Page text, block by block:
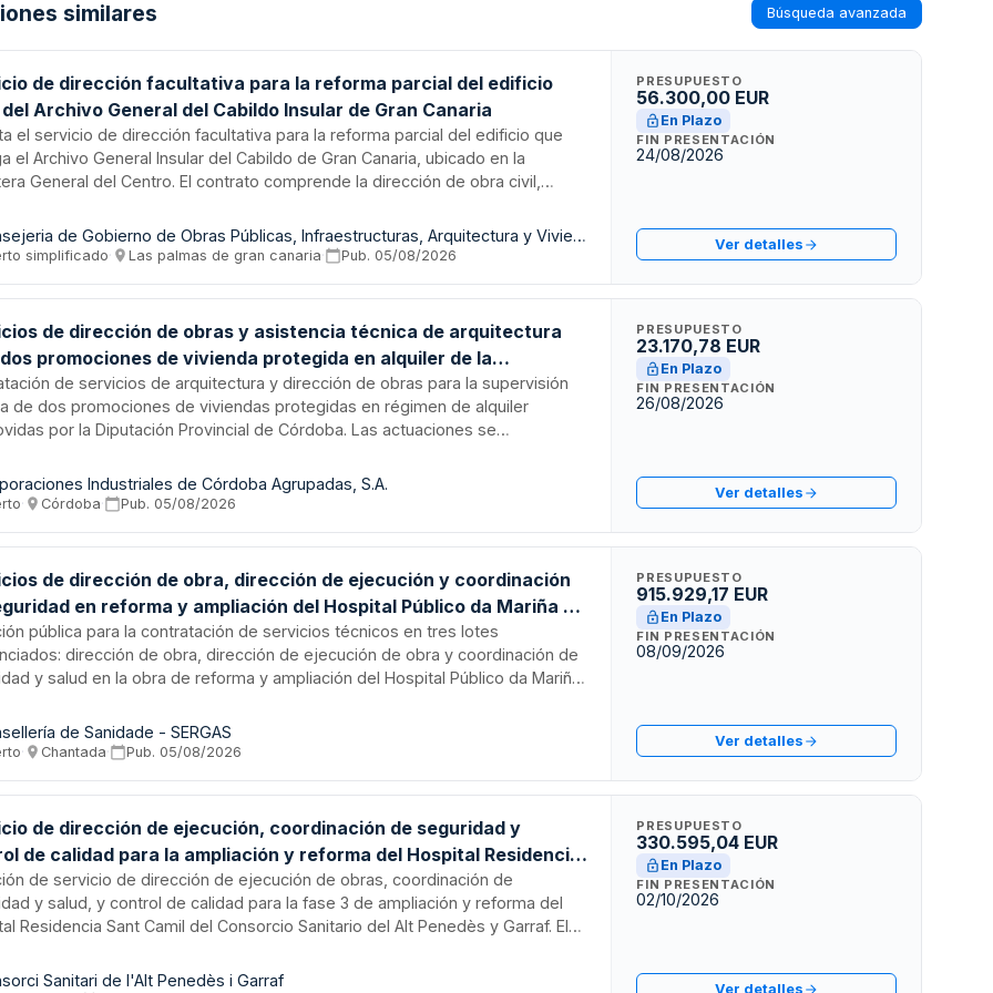
similares Búsqueda avanzada
de dirección facultativa para la reforma parcial del edificio
Archivo General del Cabildo Insular de Gran Canaria
el servicio de dirección facultativa para la reforma parcial del edificio que
el Archivo General Insular del Cabildo de Gran Canaria, ubicado en la
General del Centro. El contrato comprende la dirección de obra civil,
y salud. El adjudicatario deberá prestar servicios de supervisión,
y seguimiento técnico durante la ejecución de los trabajos de reforma,
Consejeria de Gobierno de Obras Públicas, Infraestructuras, Arquitectura y Vivienda del Cabildo de Gran Canaria
simplificado· Las palmas de gran canaria· Pub. 05/08/2026
PRESUPUESTO
56.300,00 EUR
En Plazo
FIN PRESENTACIÓN
24/08/2026
Ver detalles
de dirección de obras y asistencia técnica de arquitectura
promociones de vivienda protegida en alquiler de la
Provincial de Córdoba
de servicios de arquitectura y dirección de obras para la supervisión
de dos promociones de viviendas protegidas en régimen de alquiler
por la Diputación Provincial de Córdoba. Las actuaciones se
con cinco viviendas. El contrato incluye la asistencia técnica integral para la
de ambas promociones dentro del marco del Programa de vivienda
Industriales de Córdoba Agrupadas, S.A.
· Córdoba· Pub. 05/08/2026
PRESUPUESTO
23.170,78 EUR
En Plazo
FIN PRESENTACIÓN
26/08/2026
Ver detalles
de dirección de obra, dirección de ejecución y coordinación
en reforma y ampliación del Hospital Público da Mariña de
pública para la contratación de servicios técnicos en tres lotes
dirección de obra, dirección de ejecución de obra y coordinación de
y salud en la obra de reforma y ampliación del Hospital Público da Mariña
profesionales necesarios para las fases 2 y 3 del proyecto de
y expansión de las instalaciones sanitarias, garantizando la correcta
el desarrollo de los trabajos constructivos.
de Sanidade - SERGAS
· Chantada· Pub. 05/08/2026
PRESUPUESTO
915.929,17 EUR
En Plazo
FIN PRESENTACIÓN
08/09/2026
Ver detalles
de dirección de ejecución, coordinación de seguridad y
de calidad para la ampliación y reforma del Hospital Residencia
- Consorcio Sanitario del Alt Penedès y Garraf
de servicio de dirección de ejecución de obras, coordinación de
y salud, y control de calidad para la fase 3 de ampliación y reforma del
Residencia Sant Camil del Consorcio Sanitario del Alt Penedès y Garraf. El
cualitativo y cuantitativo de la construcción, supervisión del cumplimiento de
Sanitari de l'Alt Penedès i Garraf
PRESUPUESTO
330.595,04 EUR
En Plazo
FIN PRESENTACIÓN
02/10/2026
Ver detalles